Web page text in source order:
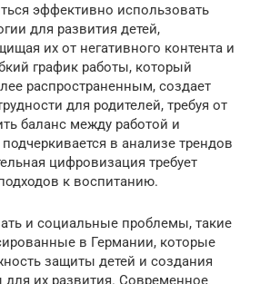
эффективно использовать
для развития детей,
их от негативного контента и
график работы, который
распространенным, создает
для родителей, требуя от
баланс между работой и
в анализе трендов
цифровизация требует
к воспитанию.
и социальные проблемы, такие
в Германии, которые
защиты детей и создания
для их развития. Современное